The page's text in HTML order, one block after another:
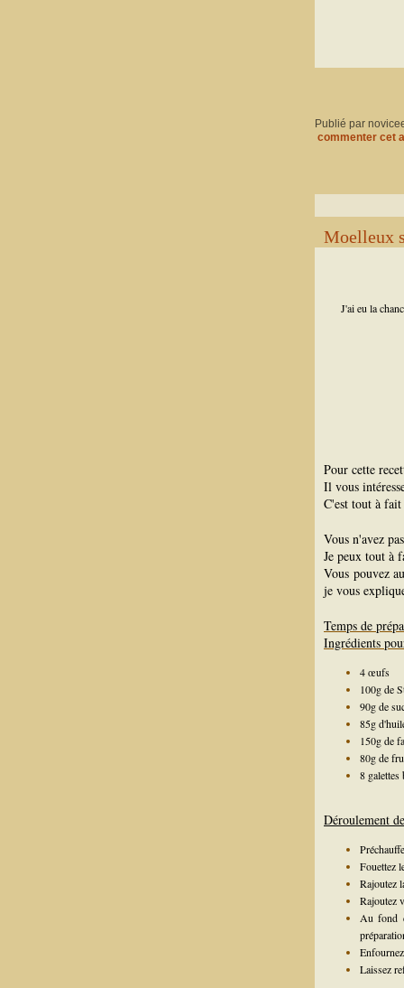
Publié par
commenter cet
Moelleux
J'ai eu la
Pour cette
Il vous
C'est tout à
Vous n'avez
Je peux tout à
Vous pouvez
je vous
Temps de
Ingrédients
4 œufs
100g de
90g de
85g
150g de
80g de
8 galettes
Déroulement
Fouettez
Rajoutez
Rajoutez
Au fond
Laissez